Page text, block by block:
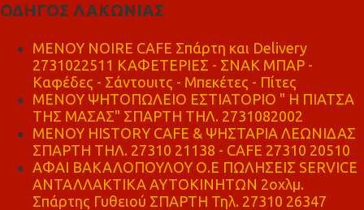
ΟΔΗΓΟΣ ΛΑΚΩΝΙΑΣ
MENOY NOIRE CAFE Σπάρτη και Delivery
2731022511 ΚΑΦΕΤΕΡΙΕΣ - ΣΝΑΚ ΜΠΑΡ -
Καφέδες - Σάντουιτς - Μπεκέτες - Πίτες
ΜΕΝΟΥ ΨΗΤΟΠΩΛΕΙΟ ΕΣΤΙΑΤΟΡΙΟ " Η ΠΙΑΤΣΑ
ΤΗΣ ΜΑΣΑΣ" ΣΠΑΡΤΗ ΤΗΛ. 2731082002
ΜΕΝΟΥ HISTORY CAFE & ΨΗΣΤΑΡΙΑ ΛΕΩΝΙΔΑΣ
ΣΠΑΡΤΗ ΤΗΛ. 27310 21138 - CAFE 27310 20510
ΑΦΑΙ ΒΑΚΑΛΟΠΟΥΛΟΥ Ο.Ε ΠΩΛΗΣΕΙΣ SERVICE
ΑΝΤΑΛΛΑΚΤΙΚΑ ΑΥΤΟΚΙΝΗΤΩΝ 2οχλμ.
Σπάρτης Γυθειού ΣΠΑΡΤΗ Τηλ. 27310 26347